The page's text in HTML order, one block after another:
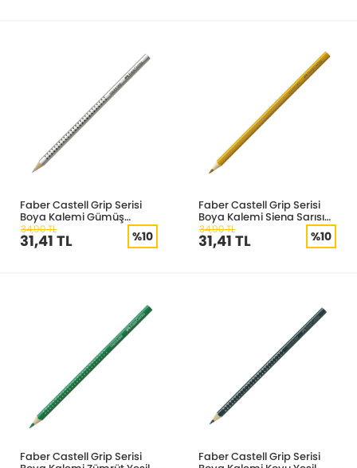
Faber Castell Grip Serisi
Boya Kalemi Gümüş
112482
34,90 TL
31,41 TL %10
Faber Castell Grip Serisi
Boya Kalemi Siena Sarısı
112483
34,90 TL
31,41 TL %10
Faber Castell Grip Serisi Faber Castell Grip Serisi